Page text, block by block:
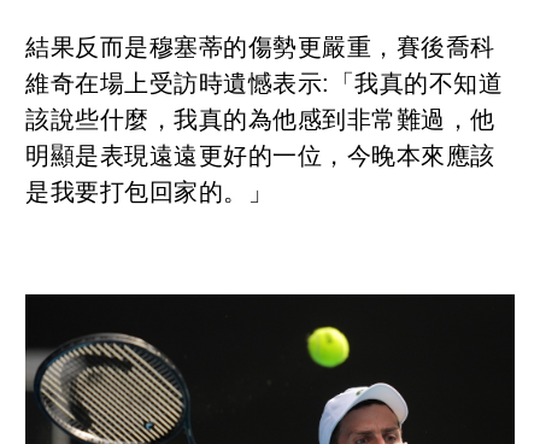
結果反而是穆塞蒂的傷勢更嚴重，賽後喬科
維奇在場上受訪時遺憾表示:「我真的不知道
該說些什麼，我真的為他感到非常難過，他
明顯是表現遠遠更好的一位，今晚本來應該
是我要打包回家的。」